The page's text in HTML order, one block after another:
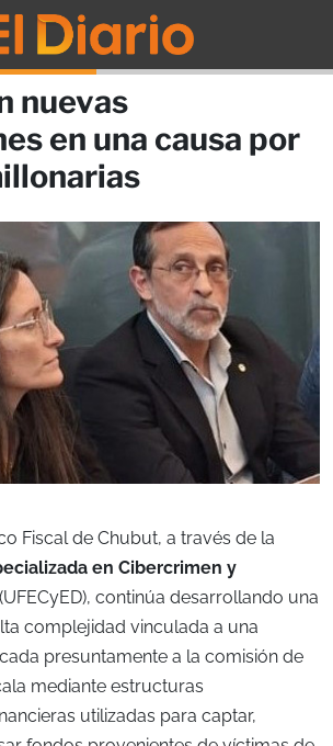
nuevas
en una causa por
Fiscal de Chubut, a través de la
en Cibercrimen y
continúa desarrollando una
complejidad vinculada a una
presuntamente a la comisión de
mediante estructuras
utilizadas para captar,